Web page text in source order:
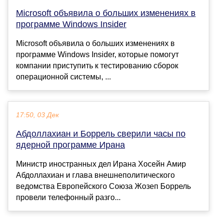
Microsoft объявила о больших изменениях в
программе Windows Insider
Microsoft объявила о больших изменениях в
программе Windows Insider, которые помогут
компании приступить к тестированию сборок
операционной системы, ...
17:50, 03 Дек
Абдоллахиан и Боррель сверили часы по
ядерной программе Ирана
Министр иностранных дел Ирана Хосейн Амир
Абдоллахиан и глава внешнеполитического
ведомства Европейского Союза Жозеп Боррель
провели телефонный разго...